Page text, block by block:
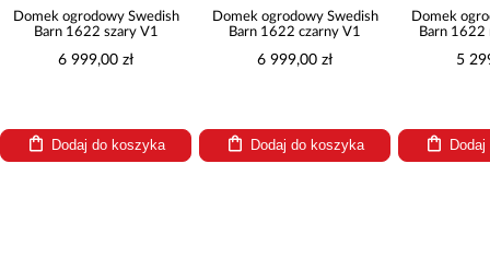
Domek ogrodowy Swedish
Barn 1622 czarny V1
6 999,00 zł
Dodaj do koszyka
Domek ogrodowy Swedish
Barn 1622 naturalny V2
5 299,00 zł
Dodaj do koszyka